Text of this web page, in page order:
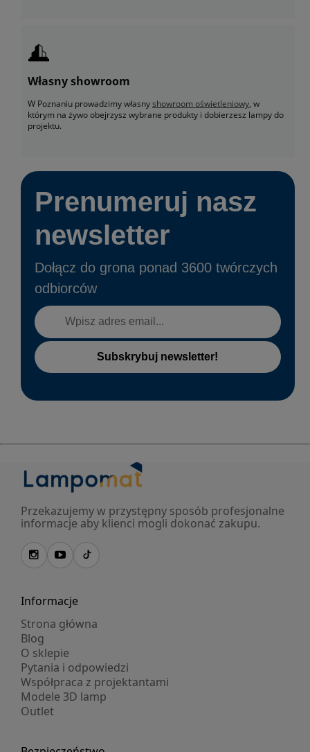
Własny showroom
W Poznaniu prowadzimy własnyshowroom oświetleniowy, w
którym na żywo obejrzysz wybrane produkty i dobierzesz lampy do
projektu.
Prenumeruj nasz
newsletter
Dołącz do grona ponad 3600 twórczych
odbiorców
Subskrybuj newsletter!
Przekazujemy w przystępny sposób profesjonalne
informacje aby klienci mogli dokonać zakupu.
Informacje
Strona główna
Blog
O sklepie
Pytania i odpowiedzi
Współpraca z projektantami
Modele 3D lamp
Outlet